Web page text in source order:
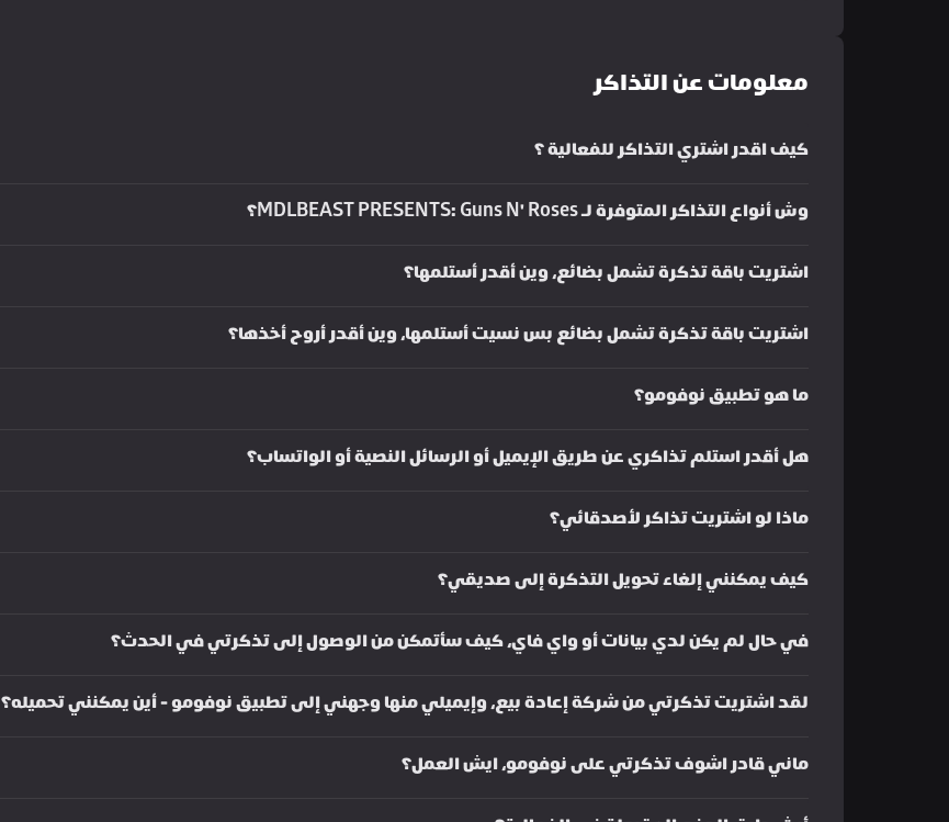
معلومات عن التذاكر
كيف اقدر اشتري التذاكر للفعالية ؟
وش أنواع التذاكر المتوفرة لـ MDLBEAST PRESENTS: Guns N' Roses؟
اشتريت باقة تذكرة تشمل بضائع، وين أقدر أستلمها؟
اشتريت باقة تذكرة تشمل بضائع بس نسيت أستلمها، وين أقدر أروح أخذها؟
ما هو تطبيق نوفومو؟
هل أقدر استلم تذاكري عن طريق الإيميل أو الرسائل النصية أو الواتساب؟
ماذا لو اشتريت تذاكر لأصدقائي؟
كيف يمكنني إلغاء تحويل التذكرة إلى صديقي؟
في حال لم يكن لدي بيانات أو واي فاي، كيف سأتمكن من الوصول إلى تذكرتي في الحدث؟
لقد اشتريت تذكرتي من شركة إعادة بيع، وإيميلي منها وجهني إلى تطبيق نوفومو - أين يمكنني تحميله؟
ماني قادر اشوف تذكرتي على نوفومو، ايش العمل؟